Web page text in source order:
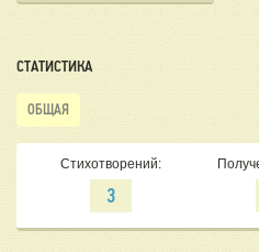
СТАТИСТИКА
ОБЩАЯ
Стихотворений:
3